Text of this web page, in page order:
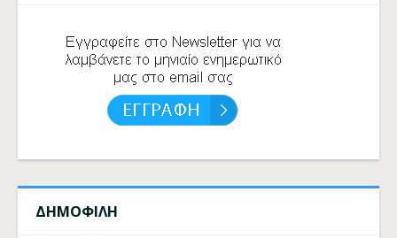
ΔΗΜΟΦΙΛΗ